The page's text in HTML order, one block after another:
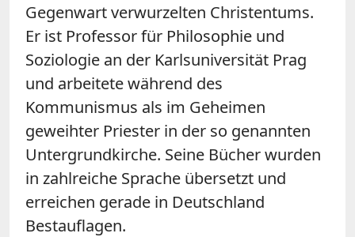
Gegenwart verwurzelten Christentums.
Er ist Professor für Philosophie und
Soziologie an der Karlsuniversität Prag
und arbeitete während des
Kommunismus als im Geheimen
geweihter Priester in der so genannten
Untergrundkirche. Seine Bücher wurden
in zahlreiche Sprache übersetzt und
erreichen gerade in Deutschland
Bestauflagen.